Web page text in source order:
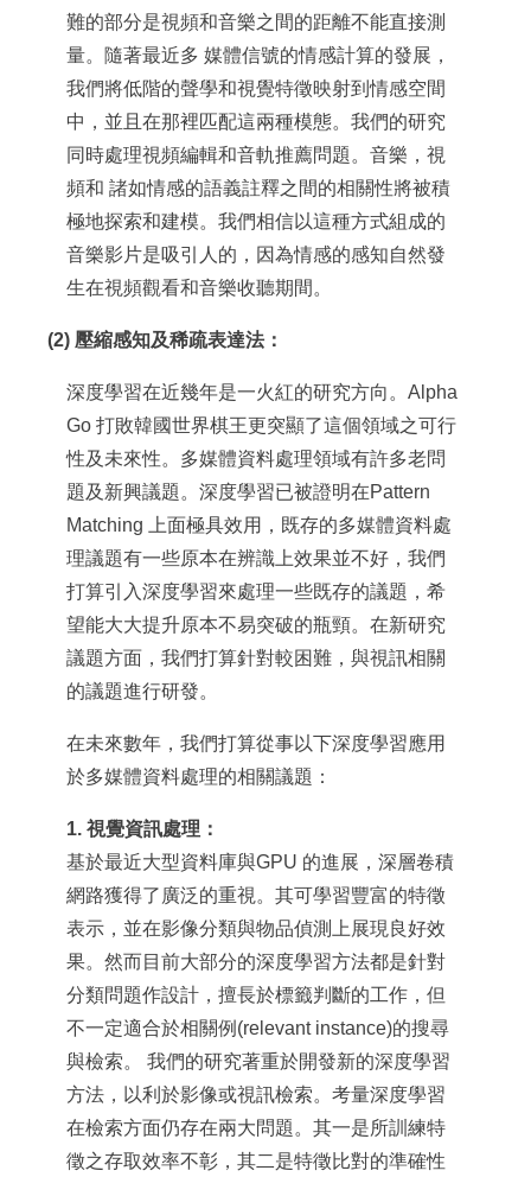
難的部分是視頻和音樂之間的距離不能直接測
量。隨著最近多 媒體信號的情感計算的發展，
我們將低階的聲學和視覺特徵映射到情感空間
中，並且在那裡匹配這兩種模態。我們的研究
同時處理視頻編輯和音軌推薦問題。音樂，視
頻和 諸如情感的語義註釋之間的相關性將被積
極地探索和建模。我們相信以這種方式組成的
音樂影片是吸引人的，因為情感的感知自然發
生在視頻觀看和音樂收聽期間。
(2) 壓縮感知及稀疏表達法：
深度學習在近幾年是一火紅的研究方向。Alpha
Go 打敗韓國世界棋王更突顯了這個領域之可行
性及未來性。多媒體資料處理領域有許多老問
題及新興議題。深度學習已被證明在Pattern
Matching 上面極具效用，既存的多媒體資料處
理議題有一些原本在辨識上效果並不好，我們
打算引入深度學習來處理一些既存的議題，希
望能大大提升原本不易突破的瓶頸。在新研究
議題方面，我們打算針對較困難，與視訊相關
的議題進行研發。
在未來數年，我們打算從事以下深度學習應用
於多媒體資料處理的相關議題：
1. 視覺資訊處理：
基於最近大型資料庫與GPU 的進展，深層卷積
網路獲得了廣泛的重視。其可學習豐富的特徵
表示，並在影像分類與物品偵測上展現良好效
果。然而目前大部分的深度學習方法都是針對
分類問題作設計，擅長於標籤判斷的工作，但
不一定適合於相關例(relevant instance)的搜尋
與檢索。 我們的研究著重於開發新的深度學習
方法，以利於影像或視訊檢索。考量深度學習
在檢索方面仍存在兩大問題。其一是所訓練特
徵之存取效率不彰，其二是特徵比對的準確性